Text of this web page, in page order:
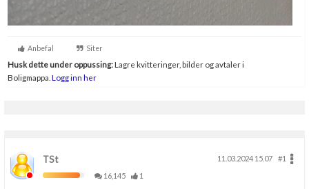
Anbefal Siter
Husk dette under oppussing:Lagre kvitteringer, bilder og avtaler i
Boligmappa. Logg inn her
TSt 11.03.2024 15.07
#1
16,145
1